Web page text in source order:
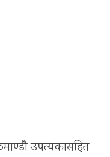
उपत्यकासहित